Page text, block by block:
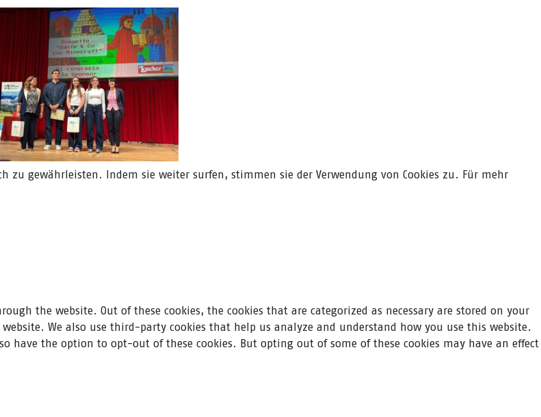
zu gewährleisten. Indem sie weiter surfen, stimmen sie der Verwendung von Cookies zu. Für mehr
the website. Out of these cookies, the cookies that are categorized as necessary are stored on your
We also use third-party cookies that help us analyze and understand how you use this website.
have the option to opt-out of these cookies. But opting out of some of these cookies may have an effect